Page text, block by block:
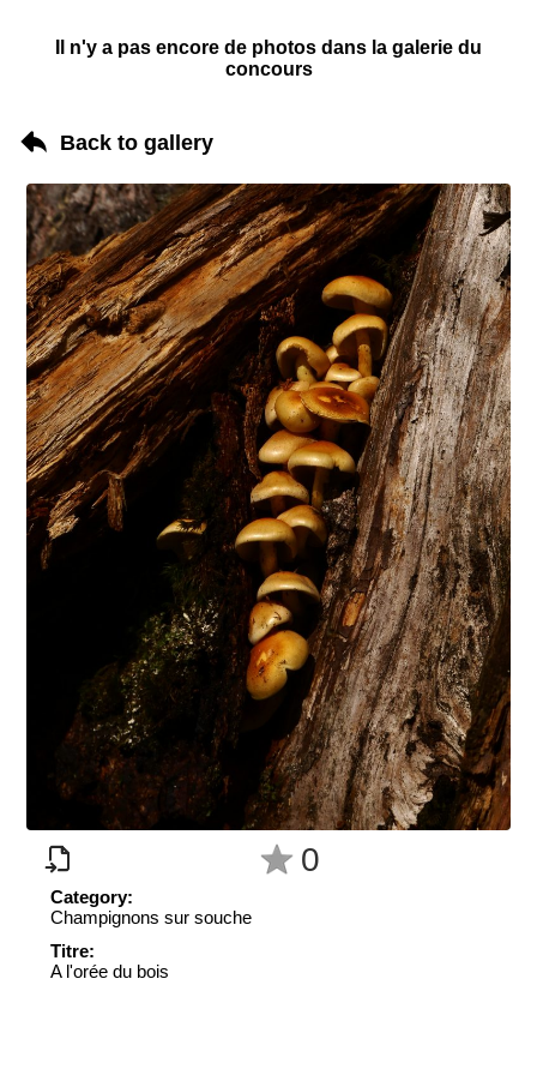
Il n'y a pas encore de photos dans la galerie du
concours
Back to gallery
0
Category:
Champignons sur souche
Titre:
A l'orée du bois